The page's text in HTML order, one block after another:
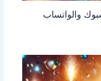
والواتساب